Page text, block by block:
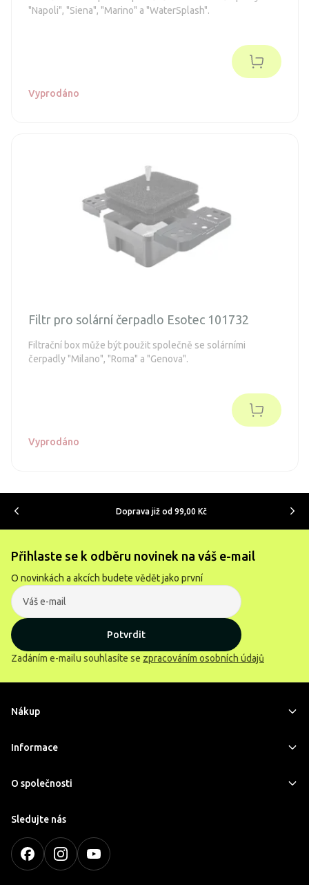
"Napoli", "Siena", "Marino" a "WaterSplash".
Vyprodáno
Filtr pro solární čerpadlo Esotec 101732
Filtrační box může být použit společně se solárními
čerpadly "Milano", "Roma" a "Genova".
Vyprodáno
Doprava již od 99,00 Kč
Přihlaste se k odběru novinek na váš e-mail
O novinkách a akcích budete vědět jako první
Potvrdit
Zadáním e-mailu souhlasíte se zpracováním osobních údajů
Nákup
Informace
O společnosti
Sledujte nás